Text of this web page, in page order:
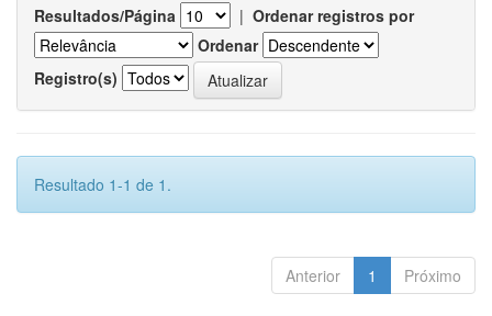
Resultados/Página | Ordenar registros por
Ordenar
Registro(s)
Resultado 1-1 de 1.
Anterior 1 Próximo